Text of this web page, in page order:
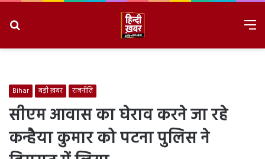
Bihar बड़ी ख़बर राजनीति
सीएम आवास का घेराव करने जा रहे
कन्हैया कुमार को पटना पुलिस ने